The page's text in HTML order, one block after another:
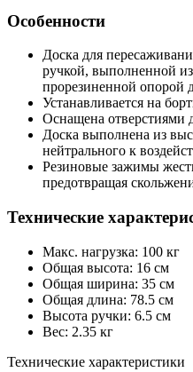
Особенности
Доска для
ручкой, выполненной
прорезиненной опорой
Устанавливается на
Оснащена отверстиями
Доска выполнена из
нейтрального к
Резиновые зажимы
предотвращая
Технические
Макс. нагрузка: 100 кг
Общая высота: 16 см
Общая ширина: 35 см
Общая длина: 78.5 см
Высота ручки: 6.5 см
Вес: 2.35 кг
Технические характеристики